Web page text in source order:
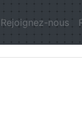
Rejoignez-nous